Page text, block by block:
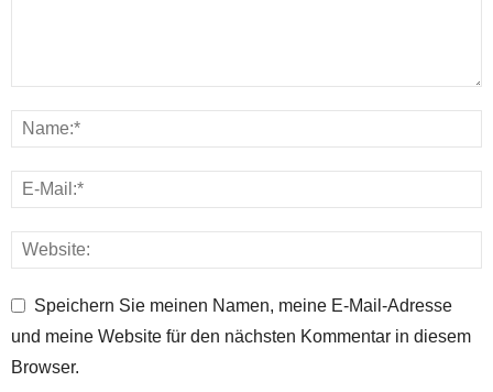
Speichern Sie meinen Namen, meine E-Mail-Adresse
und meine Website für den nächsten Kommentar in diesem
Browser.